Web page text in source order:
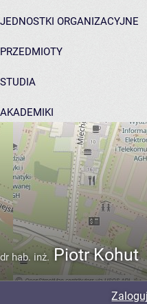
JEDNOSTKI ORGANIZACYJNE
PRZEDMIOTY
STUDIA
AKADEMIKI
POMOC
dr hab. inż. Piotr Kohut